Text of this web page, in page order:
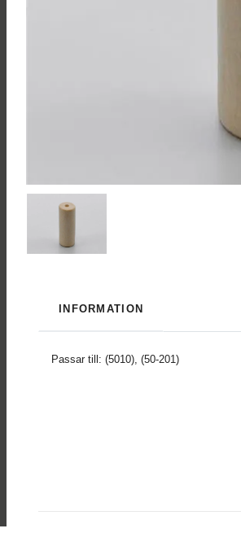
INFORMATION
Passar till: (5010), (50-201)